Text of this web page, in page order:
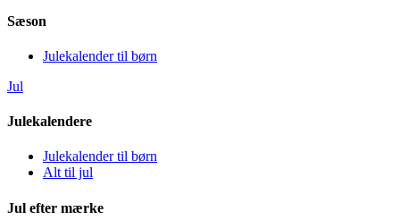
Sæson
Julekalender til børn
Jul
Julekalendere
Julekalender til børn
Alt til jul
Jul efter mærke